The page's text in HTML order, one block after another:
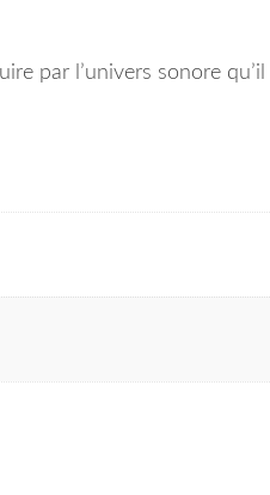
par l’univers sonore qu’il